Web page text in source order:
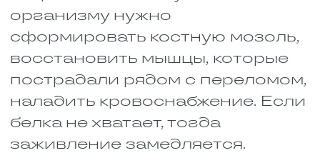
Здесь без дополнительной
поддержки часто не
обойтись.
травмах. Если перелом
сложный или повреждено
несколько костей, организм
тратит ресурсы с огромной
скоростью. Просто едой